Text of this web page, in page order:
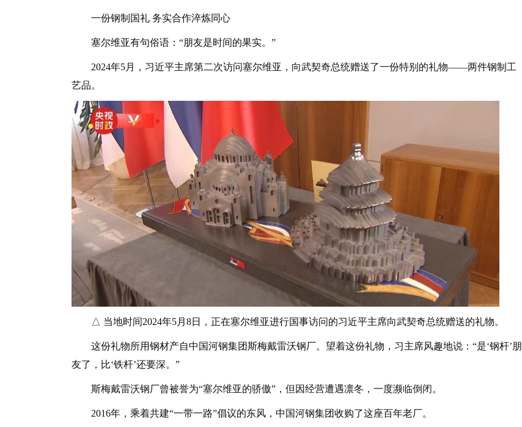
一份钢制国礼 务实合作淬炼同心
塞尔维亚有句俗语：“朋友是时间的果实。”
2024年5月，习近平主席第二次访问塞尔维亚，向武契奇总统赠送了一份特别的礼物——两件钢制工
艺品。
△ 当地时间2024年5月8日，正在塞尔维亚进行国事访问的习近平主席向武契奇总统赠送的礼物。
这份礼物所用钢材产自中国河钢集团斯梅戴雷沃钢厂。望着这份礼物，习主席风趣地说：“是‘钢杆’朋
友了，比‘铁杆’还要深。”
斯梅戴雷沃钢厂曾被誉为“塞尔维亚的骄傲”，但因经营遭遇凛冬，一度濒临倒闭。
2016年，乘着共建“一带一路”倡议的东风，中国河钢集团收购了这座百年老厂。